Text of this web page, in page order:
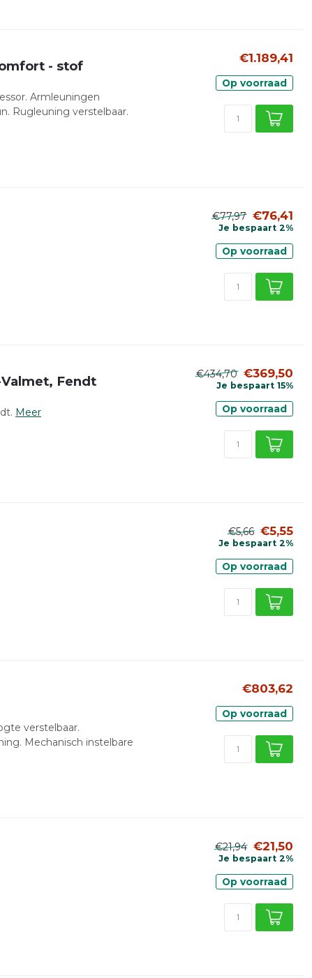
- stof
Armleuningen
Rugleuning verstelbaar.
€1.189,41
Op voorraad
€77,97 €76,41
Je bespaart 2%
Op voorraad
Fendt
Meer
€434,70 €369,50
Je bespaart 15%
Op voorraad
€5,66 €5,55
Je bespaart 2%
Op voorraad
verstelbaar.
Mechanisch instelbare
€803,62
Op voorraad
€21,94 €21,50
Je bespaart 2%
Op voorraad